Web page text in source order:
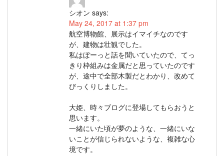
シオン says:
May 24, 2017 at 1:37 pm
航空博物館、展示はイマイチなのです
が、建物は壮観でした。
私はぼーっと話を聞いていたので、てっ
きり枠組みは金属だと思っていたのです
が、途中で全部木製だとわかり、改めて
びっくりしました。
大姫、時々ブログに登場してもらおうと
思います。
一緒にいた頃が夢のような、一緒にいな
いことが信じられないような、複雑な心
境です。